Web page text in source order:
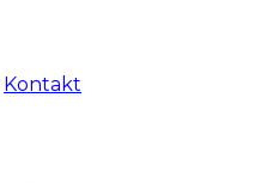
Kontakt